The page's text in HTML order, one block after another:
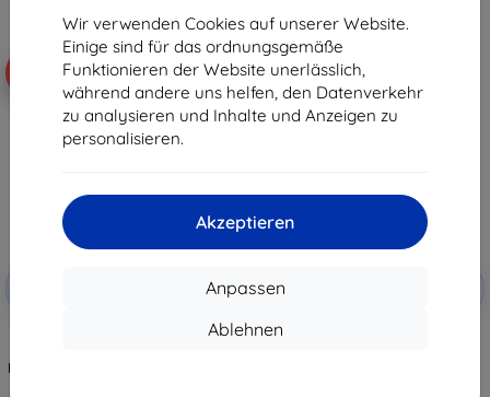
Wir verwenden Cookies auf unserer Website.
Einige sind für das ordnungsgemäße
Funktionieren der Website unerlässlich,
während andere uns helfen, den Datenverkehr
zu analysieren und Inhalte und Anzeigen zu
personalisieren.
Akzeptieren
Anpassen
Ablehnen
EXTRA10
Tactical USB Ladekabel für
PRO/GTS3/T-Rex 2 (57983107334)
-10%
-10%
Tactical Smooth Thread Kabel